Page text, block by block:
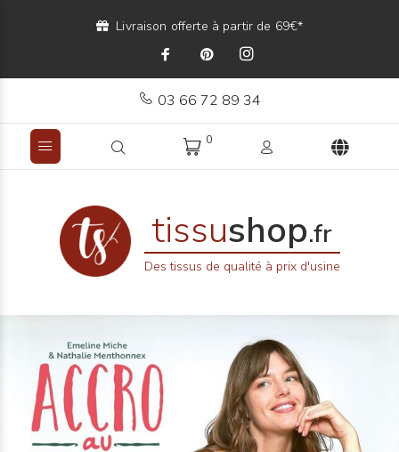
Livraison offerte à partir de 69€*
03 66 72 89 34
0
tissushop.fr
Des tissus de qualité à prix d'usine